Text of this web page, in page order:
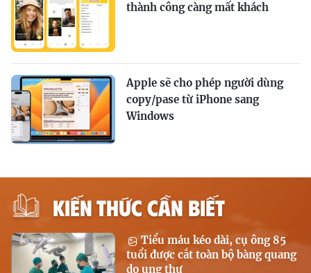
thành công càng mất khách
Apple sẽ cho phép người dùng
copy/pase từ iPhone sang
Windows
KIẾN THỨC CẦN BIẾT
Tiểu máu kéo dài, cụ ông 85
tuổi được cắt toàn bộ bàng quang
do ung thư